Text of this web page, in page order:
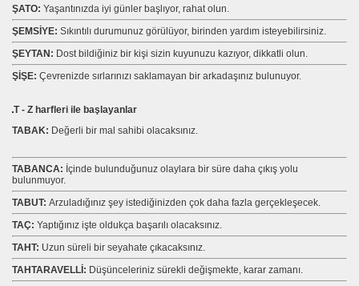
ŞATO: Yaşantınızda iyi günler başlıyor, rahat olun.
ŞEMSİYE: Sıkıntılı durumunuz görülüyor, birinden yardım isteyebilirsiniz.
ŞEYTAN: Dost bildiğiniz bir kişi sizin kuyunuzu kazıyor, dikkatli olun.
ŞİŞE: Çevrenizde sırlarınızı saklamayan bir arkadaşınız bulunuyor.
T - Z harfleri ile başlayanlar
TABAK: Değerli bir mal sahibi olacaksınız.
TABANCA: İçinde bulunduğunuz olaylara bir süre daha çıkış yolu
bulunmuyor.
TABUT: Arzuladığınız şey istediğinizden çok daha fazla gerçekleşecek.
TAÇ: Yaptığınız işte oldukça başarılı olacaksınız.
TAHT: Uzun süreli bir seyahate çıkacaksınız.
TAHTARAVELLİ: Düşünceleriniz sürekli değişmekte, karar zamanı.